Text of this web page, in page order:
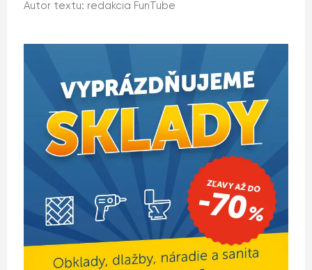
Autor textu: redakcia FunTube